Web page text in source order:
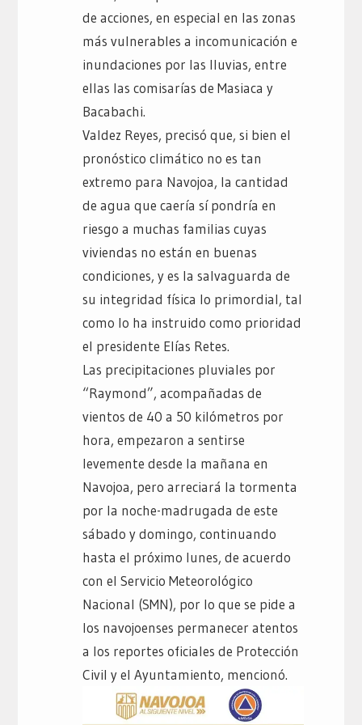
de acciones, en especial en las zonas
más vulnerables a incomunicación e
inundaciones por las lluvias, entre
ellas las comisarías de Masiaca y
Bacabachi.
Valdez Reyes, precisó que, si bien el
pronóstico climático no es tan
extremo para Navojoa, la cantidad
de agua que caería sí pondría en
riesgo a muchas familias cuyas
viviendas no están en buenas
condiciones, y es la salvaguarda de
su integridad física lo primordial, tal
como lo ha instruido como prioridad
el presidente Elías Retes.
Las precipitaciones pluviales por
“Raymond”, acompañadas de
vientos de 40 a 50 kilómetros por
hora, empezaron a sentirse
levemente desde la mañana en
Navojoa, pero arreciará la tormenta
por la noche-madrugada de este
sábado y domingo, continuando
hasta el próximo lunes, de acuerdo
con el Servicio Meteorológico
Nacional (SMN), por lo que se pide a
los navojoenses permanecer atentos
a los reportes oficiales de Protección
Civil y el Ayuntamiento, mencionó.